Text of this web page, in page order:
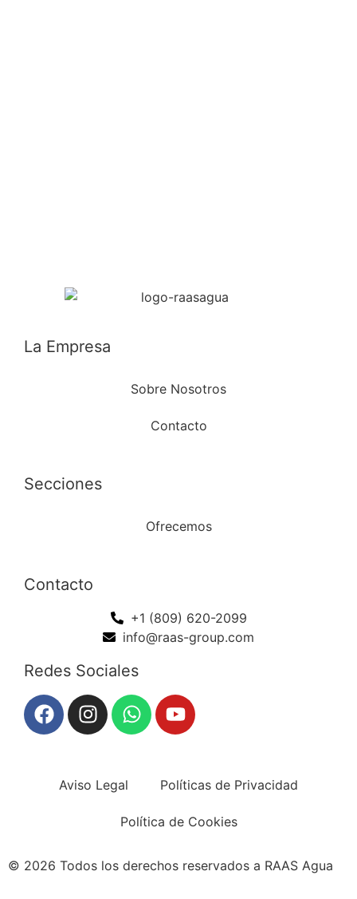
La Empresa
Sobre Nosotros
Contacto
Secciones
Ofrecemos
Contacto
+1 (809) 620-2099
info@raas-group.com
Redes Sociales
© 2026 Todos los derechos reservados a RAAS Agua
Aviso Legal Políticas de Privacidad
Política de Cookies